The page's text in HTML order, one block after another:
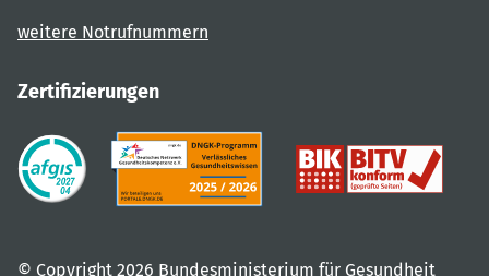
weitere Notrufnummern
Zertifizierungen
© Copyright 2026 Bundesministerium für Gesundheit